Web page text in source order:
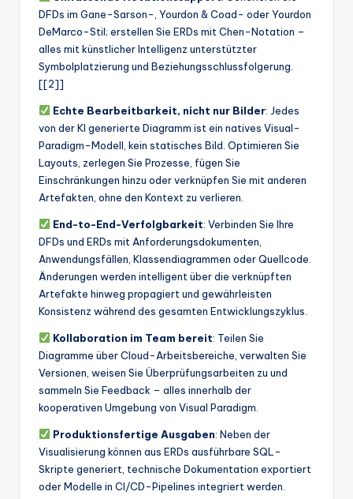
DFDs im Gane-Sarson-, Yourdon & Coad- oder Yourdon
DeMarco-Stil; erstellen Sie ERDs mit Chen-Notation –
alles mit künstlicher Intelligenz unterstützter
Symbolplatzierung und Beziehungsschlussfolgerung.
[[2]]
Echte Bearbeitbarkeit, nicht nur Bilder: Jedes
von der KI generierte Diagramm ist ein natives Visual-
Paradigm-Modell, kein statisches Bild. Optimieren Sie
Layouts, zerlegen Sie Prozesse, fügen Sie
Einschränkungen hinzu oder verknüpfen Sie mit anderen
Artefakten, ohne den Kontext zu verlieren.
End-to-End-Verfolgbarkeit: Verbinden Sie Ihre
DFDs und ERDs mit Anforderungsdokumenten,
Anwendungsfällen, Klassendiagrammen oder Quellcode.
Änderungen werden intelligent über die verknüpften
Artefakte hinweg propagiert und gewährleisten
Konsistenz während des gesamten Entwicklungszyklus.
Kollaboration im Team bereit: Teilen Sie
Diagramme über Cloud-Arbeitsbereiche, verwalten Sie
Versionen, weisen Sie Überprüfungsarbeiten zu und
sammeln Sie Feedback – alles innerhalb der
kooperativen Umgebung von Visual Paradigm.
Produktionsfertige Ausgaben: Neben der
Visualisierung können aus ERDs ausführbare SQL-
Skripte generiert, technische Dokumentation exportiert
oder Modelle in CI/CD-Pipelines integriert werden.